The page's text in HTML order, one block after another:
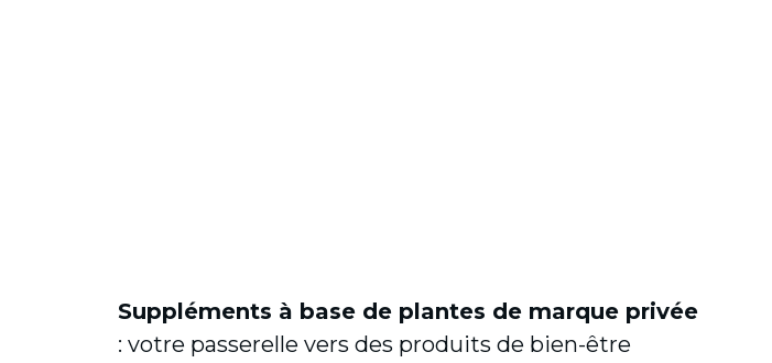
Suppléments à base de plantes de marque privée
: votre passerelle vers des produits de bien-être